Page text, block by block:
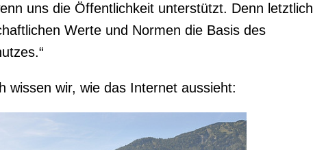
uns die Öffentlichkeit unterstützt. Denn letztlich
Werte und Normen die Basis des
wissen wir, wie das Internet aussieht: